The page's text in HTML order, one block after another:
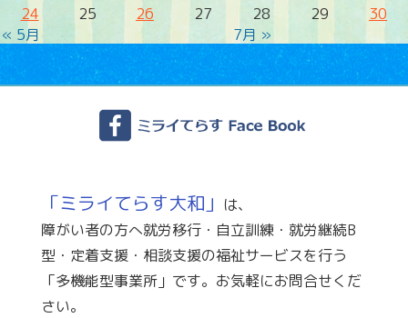
« 5月 7月 »
24
25 26 27 28 29 30
「ミライてらす大和」 は、
障がい者の方へ就労移行・自立訓練・就労継続B
型・定着支援・相談支援の福祉サービスを行う
「多機能型事業所」です。お気軽にお問合せくだ
さい。